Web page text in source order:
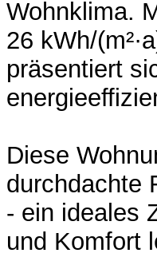
Wohnklima.
26 kWh/
präsentiert
Diese
durchdachte
- ein ideales
und Komfort